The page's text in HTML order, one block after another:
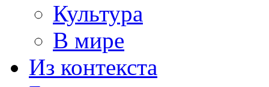
Культура
В мире
Из контекста